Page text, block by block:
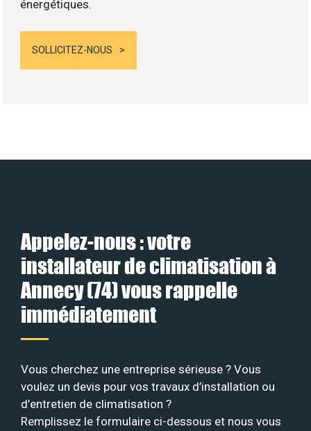
énergétiques.
SOLLICITEZ-NOUS
Appelez-nous : votre
installateur de climatisation à
Annecy (74) vous rappelle
immédiatement
Vous cherchez une entreprise sérieuse ? Vous
voulez un devis pour vos travaux d’installation ou
d’entretien de climatisation ?
Remplissez le formulaire ci-dessous et nous vous